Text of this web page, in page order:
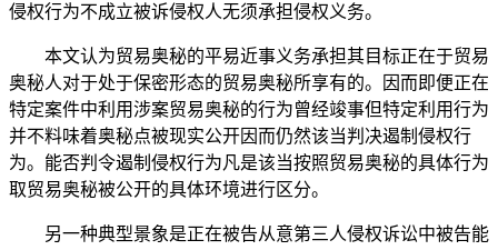
侵权行为不成立被诉侵权人无须承担侵权义务。
本文认为贸易奥秘的平易近事义务承担其目标正在于贸易
奥秘人对于处于保密形态的贸易奥秘所享有的。因而即便正在
特定案件中利用涉案贸易奥秘的行为曾经竣事但特定利用行为
并不料味着奥秘点被现实公开因而仍然该当判决遏制侵权行
为。能否判令遏制侵权行为凡是该当按照贸易奥秘的具体行为
取贸易奥秘被公开的具体环境进行区分。
另一种典型景象是正在被告从意第三人侵权诉讼中被告能